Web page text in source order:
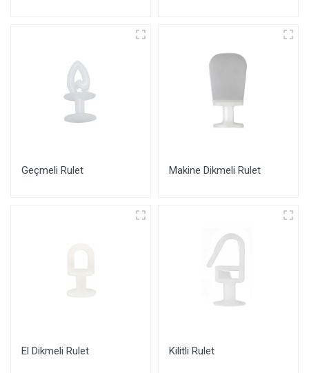
Geçmeli Rulet Makine Dikmeli Rulet
El Dikmeli Rulet Kilitli Rulet